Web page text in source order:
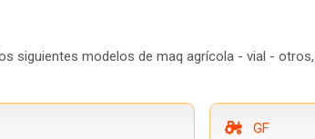
siguientes modelos de maq agrícola - vial - otros,
GF